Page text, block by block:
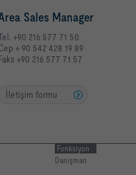
Sales Manager
+90 216 577 71 50
+ 90 542 428 19 89
+90 216 577 71 57
İletişim formu
Fonksiyon
Danışman